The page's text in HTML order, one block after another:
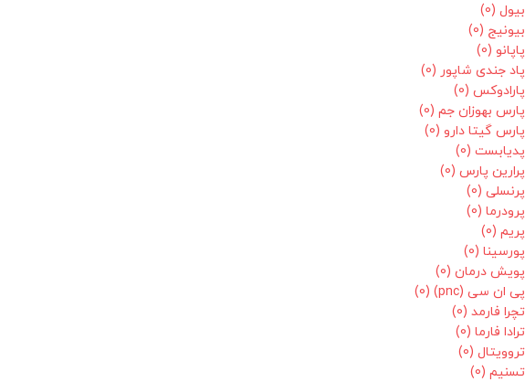
بیول (0)
بیونیج (0)
پاپانو (0)
پاد جندی شاپور (0)
پارادوکس (0)
پارس بهوزان جم (0)
پارس گیتا دارو (0)
پدیابست (0)
پرارین پارس (0)
پرنسلی (0)
پرودرما (0)
پریم (0)
پورسینا (0)
پویش درمان (0)
پی ان سی (pnc)
(0)
تچرا فارمد (0)
ترادا فارما (0)
تروویتال (0)
تسنیم (0)